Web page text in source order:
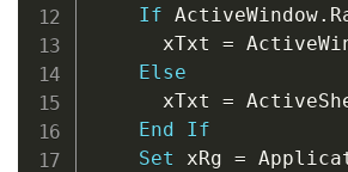
If ActiveWindow.
      xTxt
=
Else
      xTxt
=
End
If
Set xRg =